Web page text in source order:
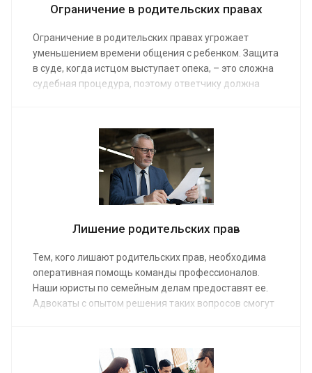
Ограничение в родительских правах
Ограничение в родительских правах угрожает
уменьшением времени общения с ребенком. Защита
в суде, когда истцом выступает опека, – это сложна
судебная процедура, поэтому ответчику должна
помогут выиграть судебный спор. Средняя
стоимость заказа от от 15 000 руб.
Лишение родительских прав
Тем, кого лишают родительских прав, необходима
оперативная помощь команды профессионалов.
Наши юристы по семейным делам предоставят ее.
Адвокаты с опытом решения таких вопросов смогут
победу в судебном разбирательстве. Защита с
помощью адвокатов обойдется вам по средней